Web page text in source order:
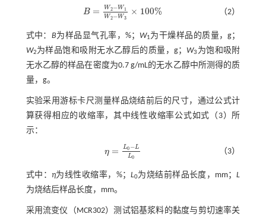
B = W2−W1
W2−W3
× 100%
Β= W2 -W1W2 W 3×100% （2）
式中： B为样品显气孔率，%； W1为干燥样品的质量，g；
W2为样品饱和吸附无水乙醇后的质量，g；W3 为饱和吸附
无水乙醇的样品在密度为0.7 g/mL的无水乙醇中所测得的质
量，g。
实验采用游标卡尺测量样品烧结前后的尺寸，通过公式计
算获得相应的收缩率，其中线性收缩率公式如式（3） 所
示：
η = L0 −L
L0
η=L0 -LL0 （3）
式中： η为线性收缩率，%； L0为烧结前样品长度，mm；L
为烧结后样品长度，mm。
采用流变仪（MCR302）测试铝基浆料的黏度与剪切速率关